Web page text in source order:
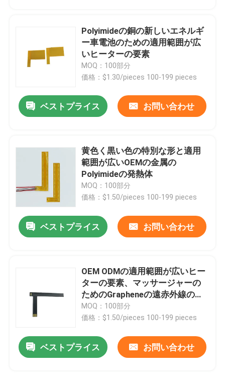
Polyimideの銅の新しいエネルギ
ー車電池のための適用範囲が広
いヒーターの要素
MOQ：100部分
価格：$1.30/pieces 100-199 pieces
ベストプライス お問い合わせ
黄色く黒い色の特別な形と適用
範囲が広いOEMの金属の
Polyimideの発熱体
MOQ：100部分
価格：$1.50/pieces 100-199 pieces
ベストプライス お問い合わせ
OEM ODMの適用範囲が広いヒー
ターの要素、マッサージャーの
ためのGrapheneの遠赤外線の暖
房のフィルム
MOQ：100部分
価格：$1.50/pieces 100-199 pieces
ベストプライス お問い合わせ